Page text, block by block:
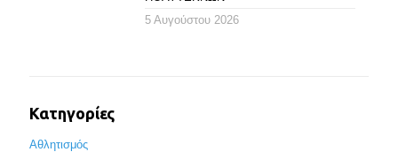
5 Αυγούστου 2026
Κατηγορίες
Αθλητισμός